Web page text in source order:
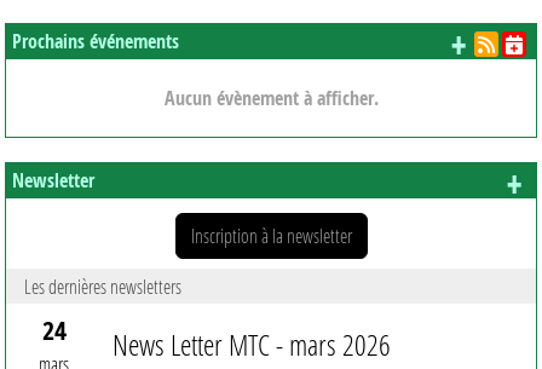
Prochains événements
Aucun évènement à afficher.
+
Newsletter
Inscription à la newsletter
Les dernières newsletters
24 News Letter MTC - mars 2026
+